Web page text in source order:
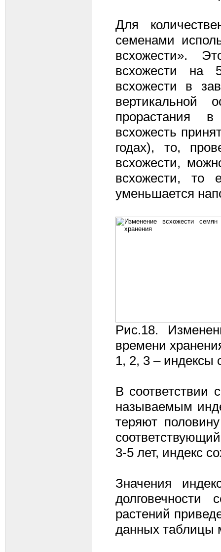
Для
семенами
всхожести».
всхожести на
всхожести в
вертикальной
прорастания
всхожесть
годах), то,
всхожести,
всхожести, то
уменьшается
Рис.18.
времени
1, 2, 3 – индексы
В соответствии
называемым
теряют
3-5 лет, индекс
Значения
долговечности
растений
данных таблицы